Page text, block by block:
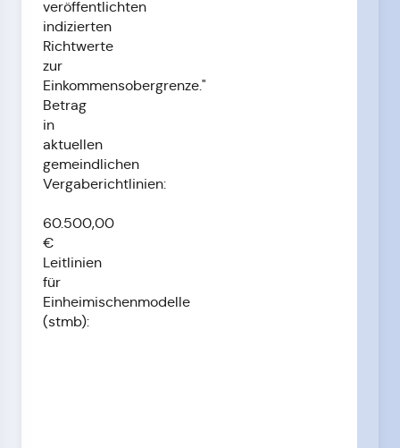
veröffentlichten
indizierten
Richtwerte
zur
Einkommensobergrenze."
Betrag
in
aktuellen
gemeindlichen
Vergaberichtlinien:
60.500,00
€
Leitlinien
für
Einheimischenmodelle
(stmb):